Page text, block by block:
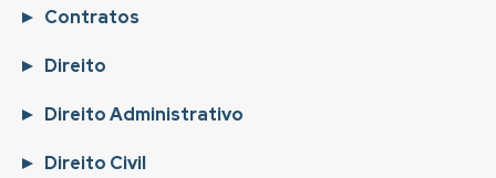
Contratos
Direito
Direito Administrativo
Direito Civil